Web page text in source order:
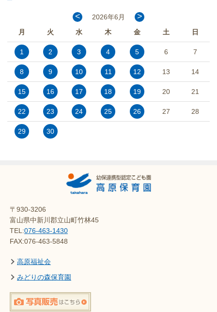
< 2026年6月 >
月 火 水 木 金 土 日
1 2 3 4 5 6 7
8 9 10 11 12 13 14
15 16 17 18 19 20 21
22 23 24 25 26 27 28
29 30
〒930-3206
富山県中新川郡立山町竹林45
TEL:076-463-1430
FAX:076-463-5848
高原福祉会
みどりの森保育園